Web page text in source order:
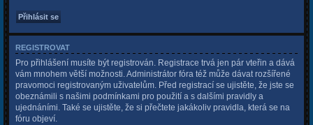
REGISTROVAT
Pro přihlášení musíte být registrován. Registrace trvá jen pár vteřin a dává
vám mnohem větší možnosti. Administrátor fóra též může dávat rozšířené
pravomoci registrovaným uživatelům. Před registrací se ujistěte, že jste se
obeznámili s našimi podmínkami pro použití a s dalšími pravidly a
ujednáními. Také se ujistěte, že si přečtete jakákoliv pravidla, která se na
fóru objeví.